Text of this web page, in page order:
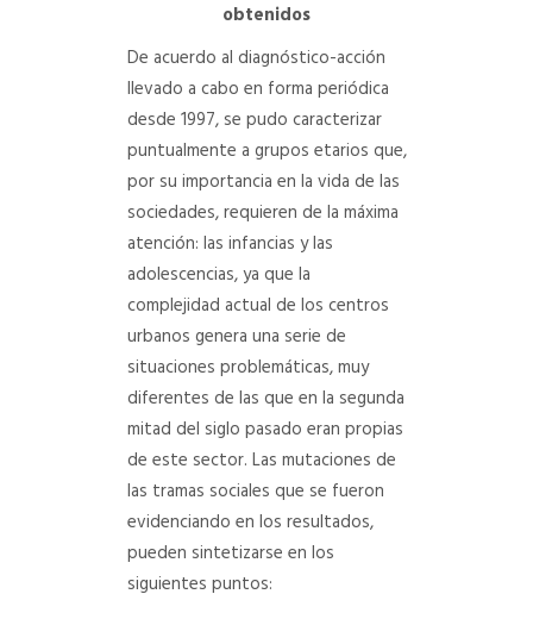
obtenidos
De acuerdo al diagnóstico-acción
llevado a cabo en forma periódica
desde 1997, se pudo caracterizar
puntualmente a grupos etarios que,
por su importancia en la vida de las
sociedades, requieren de la máxima
atención: las infancias y las
adolescencias, ya que la
complejidad actual de los centros
urbanos genera una serie de
situaciones problemáticas, muy
diferentes de las que en la segunda
mitad del siglo pasado eran propias
de este sector. Las mutaciones de
las tramas sociales que se fueron
evidenciando en los resultados,
pueden sintetizarse en los
siguientes puntos: